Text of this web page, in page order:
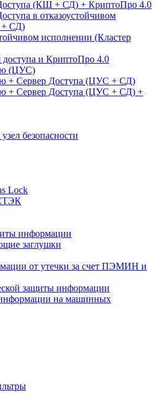
(КШ + СД) + КриптоПро 4.0
в отказоустойчивом
+ СД)
исполнении (Кластер
и КриптоПро 4.0
(ЦУС)
+ Сервер Доступа (ЦУС + СД)
+ Сервер Доступа (ЦУС + СД) +
безопасности
Lock
информации
заглушки
от утечки за счет ПЭМИН и
защиты информации
на машинных